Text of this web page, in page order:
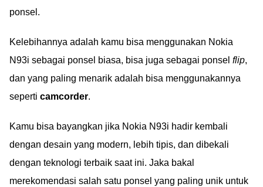
ponsel.
Kelebihannya adalah kamu bisa menggunakan Nokia
N93i sebagai ponsel biasa, bisa juga sebagai ponsel flip,
dan yang paling menarik adalah bisa menggunakannya
seperti camcorder.
Kamu bisa bayangkan jika Nokia N93i hadir kembali
dengan desain yang modern, lebih tipis, dan dibekali
dengan teknologi terbaik saat ini. Jaka bakal
merekomendasi salah satu ponsel yang paling unik untuk